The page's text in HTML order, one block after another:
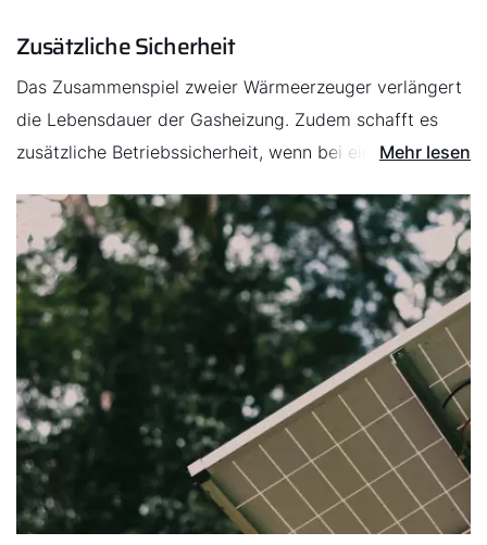
Zusätzliche Sicherheit
Das Zusammenspiel zweier Wärmeerzeuger verlängert
die Lebensdauer der Gasheizung. Zudem schafft es
zusätzliche Betriebssicherheit, wenn bei einer Störung
Mehr lesen